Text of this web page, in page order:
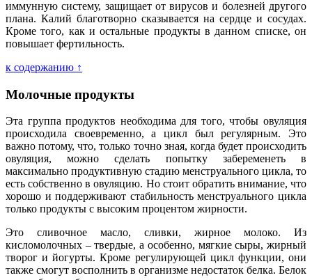
иммунную систему, защищает от вирусов и болезней другого
плана. Калий благотворно сказывается на сердце и сосудах.
Кроме того, как и остальные продукты в данном списке, он
повышает фертильность.
к содержанию ↑
Молочные продукты
Эта группа продуктов необходима для того, чтобы овуляция
происходила своевременно, а цикл был регулярным. Это
важно потому, что, только точно зная, когда будет происходить
овуляция, можно сделать попытку забеременеть в
максимально продуктивную стадию менструального цикла, то
есть собственно в овуляцию. Но стоит обратить внимание, что
хорошо и поддерживают стабильность менструального цикла
только продукты с высоким процентом жирности.
Это сливочное масло, сливки, жирное молоко. Из
кисломолочных – твердые, а особенно, мягкие сыры, жирный
творог и йогурты. Кроме регулирующей цикл функции, они
также смогут восполнить в организме недостаток белка. Белок